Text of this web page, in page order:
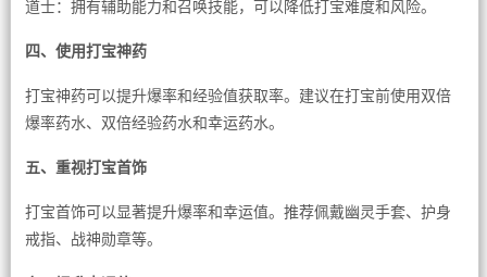
道士：拥有辅助能力和召唤技能，可以降低打宝难度和风险。
四、使用打宝神药
打宝神药可以提升爆率和经验值获取率。建议在打宝前使用双倍
爆率药水、双倍经验药水和幸运药水。
五、重视打宝首饰
打宝首饰可以显著提升爆率和幸运值。推荐佩戴幽灵手套、护身
戒指、战神勋章等。